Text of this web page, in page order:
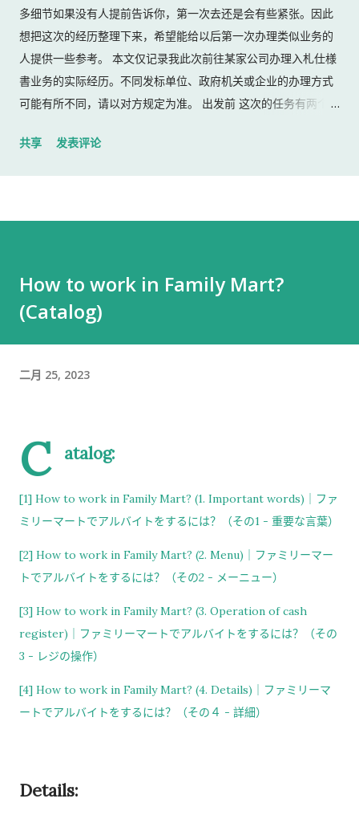
多细节如果没有人提前告诉你，第一次去还是会有些紧张。因此
想把这次的经历整理下来，希望能给以后第一次办理类似业务的
人提供一些参考。 本文仅记录我此次前往某家公司办理入札仕様
書业务的实际经历。不同发标单位、政府机关或企业的办理方式
可能有所不同，请以对方规定为准。 出发前 这次的任务有两个：
入札仕様書 名片 当时我认为这样就足够了。 后来才发现，还有
工作人员确认后，很快帮我打开了大门。 进入办公室 进入办公室
后，我向工作人员简单打了招呼： お世話になっております。 随
后便开始办理资料交接。 整个过程没有想象中的复杂，也没有长
给工作人员，返还手续就结束了。 实际上并不是。 工作人员告诉
的。 这一点如果第一次办理，很容易忽略。 领取新的入札仕様書
完成返还手续后，工作人员把新的入札仕様書交给了我。 就在这
过一次。 因此，我误以为之后领取新的入札仕様書时，就不需要
再携带了。 工作人员告诉我： 資格証明書并不是第一次提交之后
就一直有效，而是每次领取新的入札仕様書时，都需要再次出
示。 由于这是我第一次没有携带，对方这次没有追究，仍然让我
取新的入札仕様書，都必须携带資格証明書。 这也成为我以后必
须记住的一项固定流程。 整个过程其实没有想象中困难 在出发之
前，我最担心的是： 门口电话应该怎么说？ 敬语会不会说错？
会不会因为不会商务敬语而出问题？ 要不要准备很多寒暄？ 真正
经历之后才发现，这些担心其实没...
共享 发表评论
How to work in Family Mart?
(Catalog)
二月 25, 2023
C atalog:
[1] How to work in Family Mart? (1. Important words)｜ファ
ミリーマートでアルバイトをするには？（その1 - 重要な言葉）
[2] How to work in Family Mart? (2. Menu)｜ファミリーマー
トでアルバイトをするには？（その2 - メーニュー）
[3] How to work in Family Mart? (3. Operation of cash
register)｜ファミリーマートでアルバイトをするには？（その
3 - レジの操作）
[4] How to work in Family Mart? (4. Details)｜ファミリーマ
ートでアルバイトをするには？（その４ - 詳細）
Details: